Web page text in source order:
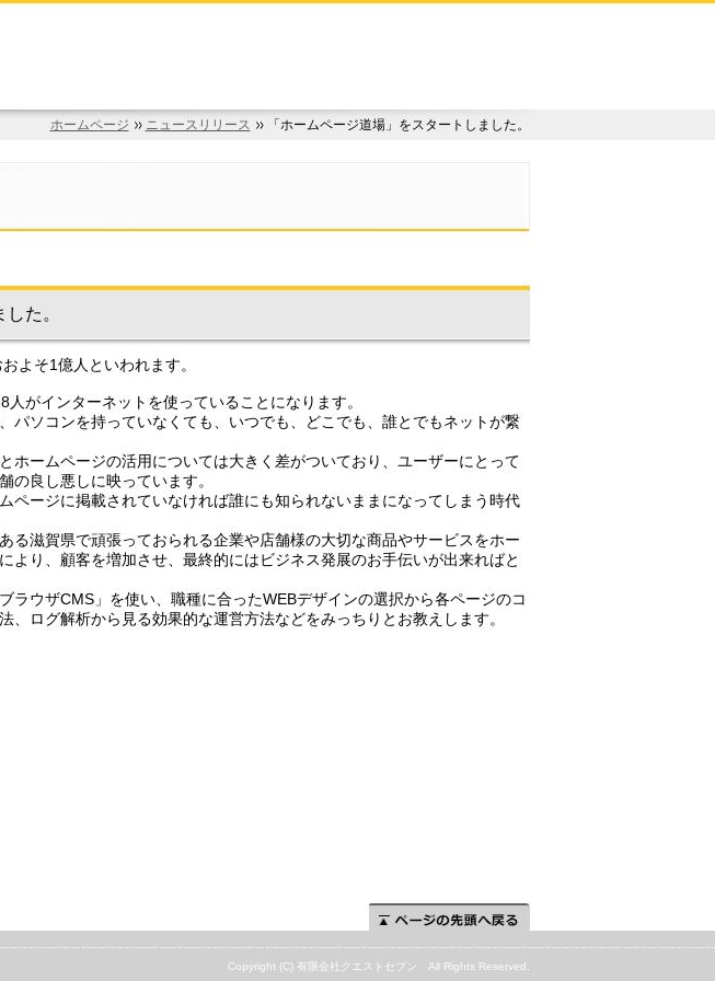
ホームページ ニュースリリース 「ホームページ道場」をスタートしました。
た。
よそ1億人といわれます。
がインターネットを使っていることになります。
パソコンを持っていなくても、いつでも、どこでも、誰とでもネットが繋
ホームページの活用については大きく差がついており、ユーザーにとって
の良し悪しに映っています。
ページに掲載されていなければ誰にも知られないままになってしまう時代
る滋賀県で頑張っておられる企業や店舗様の大切な商品やサービスをホー
より、顧客を増加させ、最終的にはビジネス発展のお手伝いが出来ればと
ラウザCMS」を使い、職種に合ったWEBデザインの選択から各ページのコ
、ログ解析から見る効果的な運営方法などをみっちりとお教えします。
ページの先頭へ
Copyright (C) 有限会社クエストセブン All Rights Reserved.